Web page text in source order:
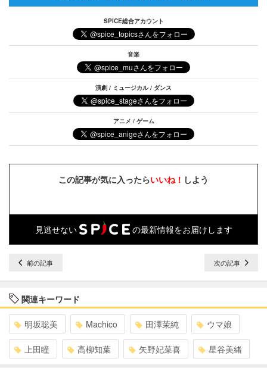
SPICE総合アカウント
音楽
演劇 / ミュージカル / ダンス
アニメ / ゲーム
この記事が気に入ったらいいね！ しよう
見逃せない の最新情報をお届けします
前の記事 次の記事
関連キーワード
明坂聡美 Machico 田澤茉純 ウマ娘
上田瞳 高柳知葉 矢野妃菜喜 星谷美緒